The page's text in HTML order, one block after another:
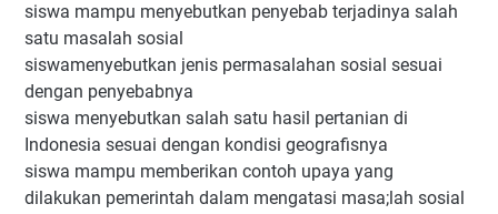
siswa mampu menyebutkan penyebab terjadinya salah
satu masalah sosial
siswamenyebutkan jenis permasalahan sosial sesuai
dengan penyebabnya
siswa menyebutkan salah satu hasil pertanian di
Indonesia sesuai dengan kondisi geografisnya
siswa mampu memberikan contoh upaya yang
dilakukan pemerintah dalam mengatasi masa;lah sosial